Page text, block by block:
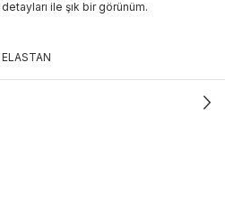
ile şık bir görünüm.